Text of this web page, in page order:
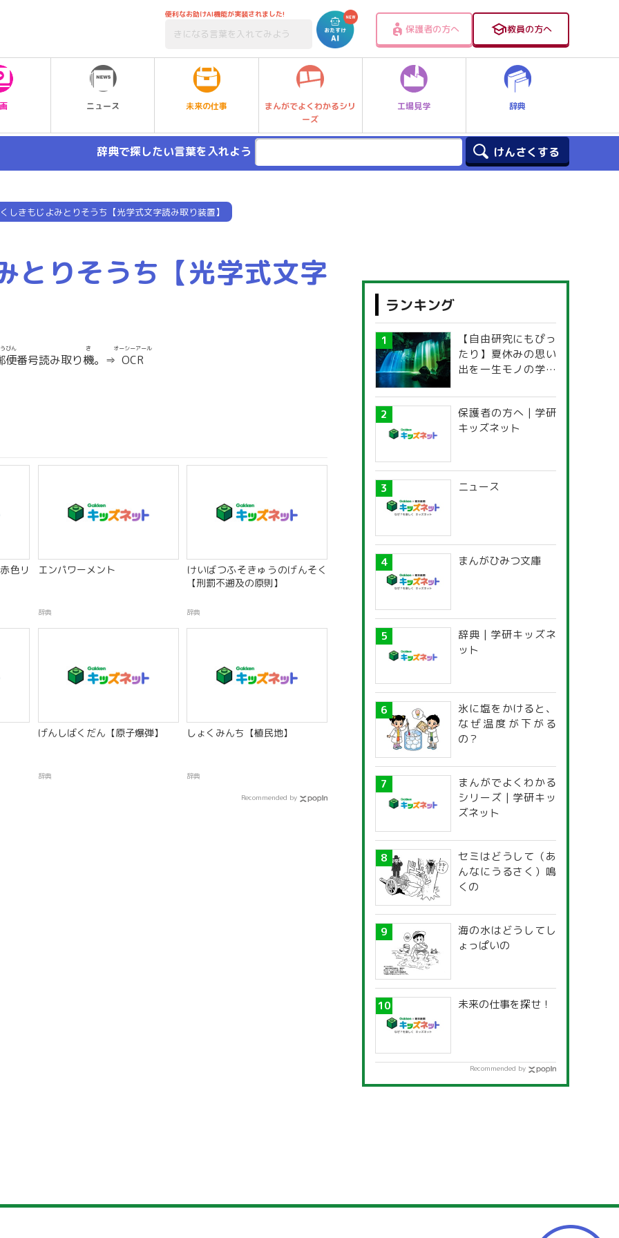
便利なお助けAI機能が実装されました!
保護者の方へ 教員の方へ
ニュース 未来の仕事
まんがでよくわかるシリ
ーズ
工場見学 辞典
辞典で探したい言葉を入れよう
しきもじよみとりそうち【光学式文字読み取り装置】
とりそうち【光学式文字
便
びん
番号読み取り機
き
。⇒ OCR
オーシーアール
色リ エンパワーメント
辞典
けいばつふそきゅうのげんそく
【刑罰不遡及の原則】
辞典
げんしばくだん【原子爆弾】
辞典
しょくみんち【植民地】
辞典
Recommended by
ランキング
【自由研究にもぴっ
たり】夏休みの思い
出を一生モノの学び
探究ガイド
保護者の方へ | 学研
キッズネット
ニュース
まんがひみつ文庫
辞典 | 学研キッズネ
ット
氷に塩をかけると、
なぜ温度が下がる
の？
まんがでよくわかる
シリーズ | 学研キッ
ズネット
セミはどうして（あ
んなにうるさく）鳴
くの
海の水はどうしてし
ょっぱいの
未来の仕事を探せ！
Recommended by